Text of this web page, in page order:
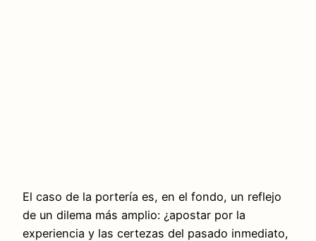
El caso de la portería es, en el fondo, un reflejo
de un dilema más amplio: ¿apostar por la
experiencia y las certezas del pasado inmediato,